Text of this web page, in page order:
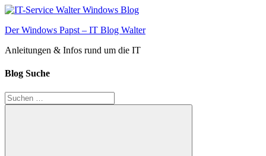
Zum
springen
Der Windows Papst – IT Blog Walter
Anleitungen & Infos rund um die IT
Blog Suche
Suchen
nach: